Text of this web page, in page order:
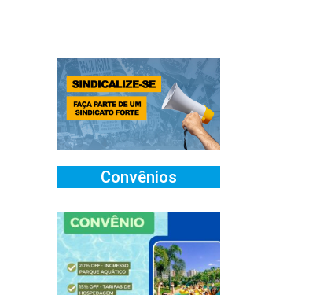
Convênios